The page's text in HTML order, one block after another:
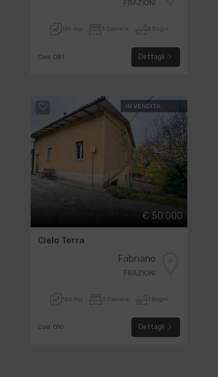
FRAZIONI
165 mq 3 Camere 2 Bagni
Cod. D81 Dettagli
IN VENDITA
€ 50.000
Cielo Terra
Fabriano
FRAZIONI
186 mq 3 Camere 1 Bagni
Cod. D10 Dettagli